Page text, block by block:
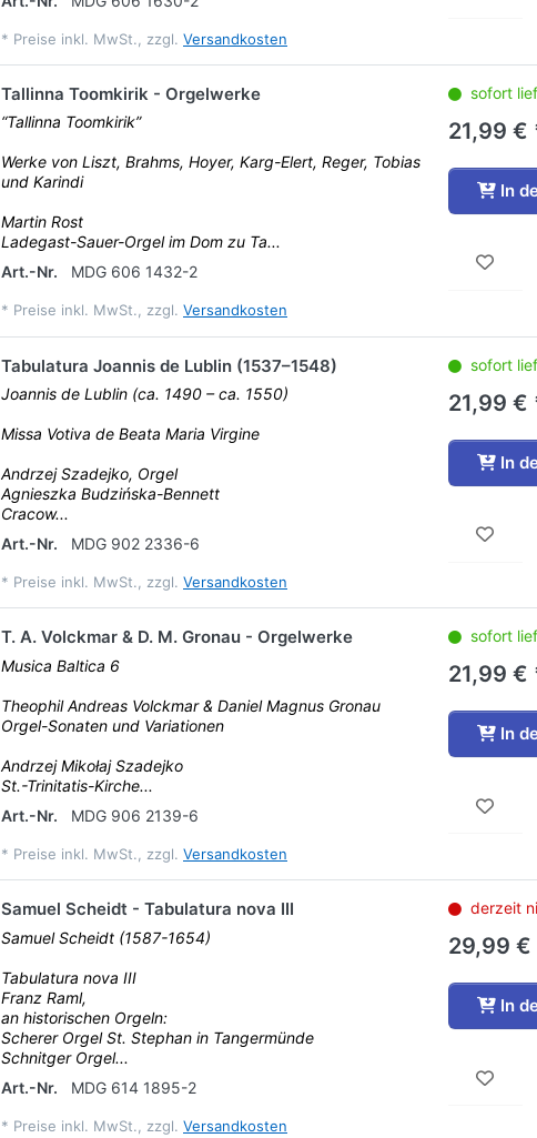
* Preise inkl. MwSt., zzgl. Versandkosten
Tallinna Toomkirik - Orgelwerke
“Tallinna Toomkirik”
Werke von Liszt, Brahms, Hoyer, Karg-Elert, Reger, Tobias
und Karindi
Martin Rost
Ladegast-Sauer-Orgel im Dom zu Ta...
Art.-Nr.
MDG 606 1432-2
* Preise inkl. MwSt., zzgl. Versandkosten
sofort
21,99 €
In
Tabulatura Joannis de Lublin (1537–1548)
Joannis de Lublin (ca. 1490 – ca. 1550)
Missa Votiva de Beata Maria Virgine
Andrzej Szadejko, Orgel
Agnieszka Budzińska-Bennett
Cracow...
Art.-Nr.
MDG 902 2336-6
* Preise inkl. MwSt., zzgl. Versandkosten
sofort
21,99 €
In
T. A. Volckmar & D. M. Gronau - Orgelwerke
Musica Baltica 6
Theophil Andreas Volckmar & Daniel Magnus Gronau
Orgel-Sonaten und Variationen
Andrzej Mikołaj Szadejko
St.-Trinitatis-Kirche...
Art.-Nr.
MDG 906 2139-6
* Preise inkl. MwSt., zzgl. Versandkosten
sofort
21,99 €
In
Samuel Scheidt - Tabulatura nova III
Samuel Scheidt (1587-1654)
Tabulatura nova III
Franz Raml,
an historischen Orgeln:
Scherer Orgel St. Stephan in Tangermünde
Schnitger Orgel...
Art.-Nr.
MDG 614 1895-2
* Preise inkl. MwSt., zzgl. Versandkosten
derzeit
29,99 €
In